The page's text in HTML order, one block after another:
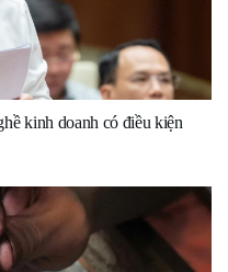
kinh doanh có điều kiện